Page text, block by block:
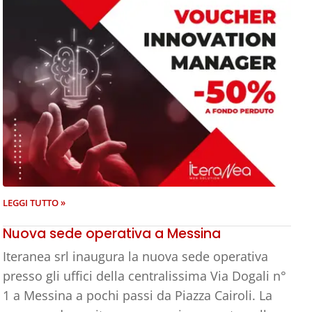
LEGGI TUTTO »
Nuova sede operativa a Messina
Iteranea srl inaugura la nuova sede operativa
presso gli uffici della centralissima Via Dogali n°
1 a Messina a pochi passi da Piazza Cairoli. La